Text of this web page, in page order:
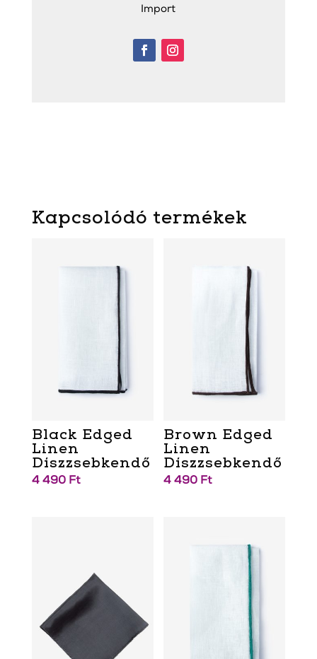
Import
Kapcsolódó termékek
Black Edged
Linen
Díszzsebkendő
4 490 Ft
Brown Edged
Linen
Díszzsebkendő
4 490 Ft